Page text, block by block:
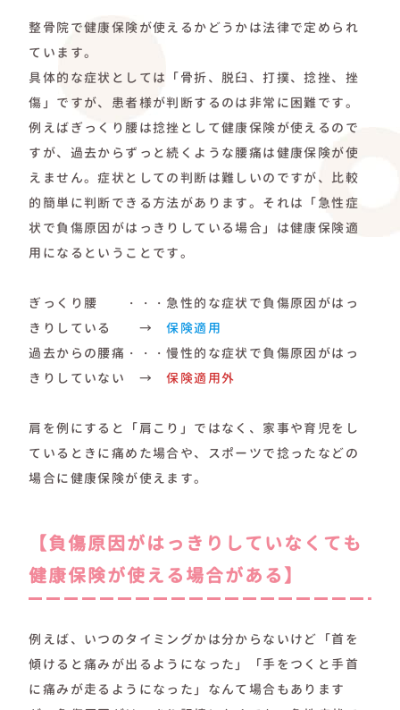
整骨院で健康保険が使えるかどうかは法律で定められ
ています。
具体的な症状としては「骨折、脱臼、打撲、捻挫、挫
傷」ですが、患者様が判断するのは非常に困難です。
例えばぎっくり腰は捻挫として健康保険が使えるので
すが、過去からずっと続くような腰痛は健康保険が使
えません。症状としての判断は難しいのですが、比較
的簡単に判断できる方法があります。それは「急性症
状で負傷原因がはっきりしている場合」は健康保険適
用になるということです。
ぎっくり腰 ・・・急性的な症状で負傷原因がはっ
きりしている →保険適用
過去からの腰痛・・・慢性的な症状で負傷原因がはっ
きりしていない →保険適用外
肩を例にすると「肩こり」ではなく、家事や育児をし
ているときに痛めた場合や、スポーツで捻ったなどの
場合に健康保険が使えます。
【負傷原因がはっきりしていなくても
健康保険が使える場合がある】
例えば、いつのタイミングかは分からないけど「首を
傾けると痛みが出るようになった」「手をつくと手首
に痛みが走るようになった」なんて場合もあります